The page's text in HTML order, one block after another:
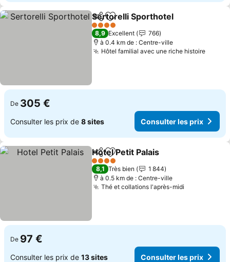
PartagerAjouter à mes favoris
Sertorelli Sporthotel
4 Étoiles
8,9 Excellent
766
à 0.4 km de : Centre-ville
Hôtel familial avec une riche histoire
De 305 €
Consulter les prix de 8 sites Consulter les prix
PartagerAjouter à mes favoris
Hotel Petit Palais
4 Étoiles
8,1 Très bien
1 844
à 0.5 km de : Centre-ville
Thé et collations l'après-midi
De 97 €
Consulter les prix de 13 sites Consulter les prix